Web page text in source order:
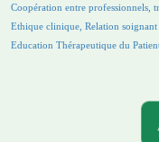
Coopération entre professionnels,
Ethique clinique, Relation soignant
Education Thérapeutique du